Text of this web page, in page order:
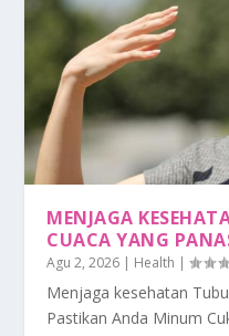
MENJAGA
CUACA YANG
Agu 2, 2026 | Health |
Menjaga kesehatan
Pastikan Anda Minum